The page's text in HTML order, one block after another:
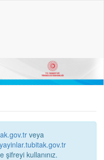
veya
yayinlar.tubitak.gov.tr
şifreyi kullanınız.